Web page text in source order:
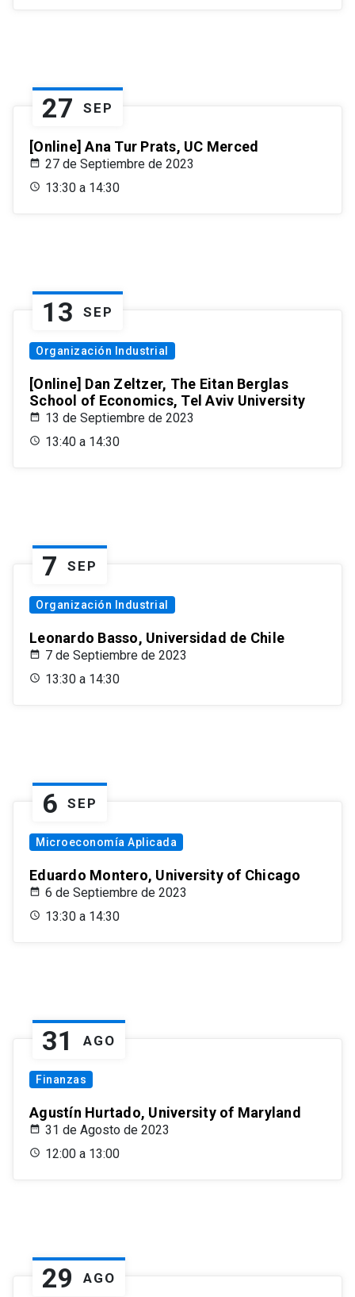
27 SEP
[Online] Ana Tur Prats, UC Merced
27 de Septiembre de 2023
13:30 a 14:30
13 SEP
Organización Industrial
[Online] Dan Zeltzer, The Eitan Berglas
School of Economics, Tel Aviv University
13 de Septiembre de 2023
13:40 a 14:30
7 SEP
Organización Industrial
Leonardo Basso, Universidad de Chile
7 de Septiembre de 2023
13:30 a 14:30
6 SEP
Microeconomía Aplicada
Eduardo Montero, University of Chicago
6 de Septiembre de 2023
13:30 a 14:30
31 AGO
Finanzas
Agustín Hurtado, University of Maryland
31 de Agosto de 2023
12:00 a 13:00
29 AGO